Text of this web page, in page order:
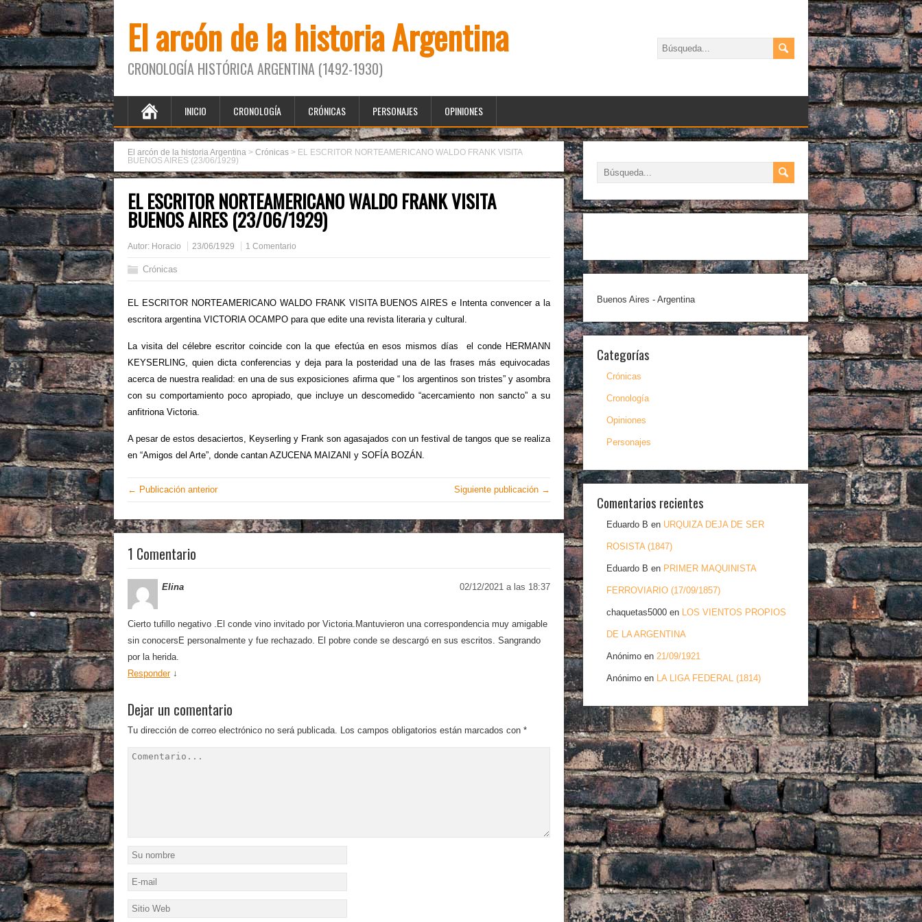
El arcón de la historia Argentina
CRONOLOGÍA HISTÓRICA ARGENTINA (1492-1930)
INICIO CRONOLOGÍA CRÓNICAS PERSONAJES OPINIONES
El arcón de la historia Argentina > Crónicas > EL ESCRITOR NORTEAMERICANO WALDO FRANK VISITA
BUENOS AIRES (23/06/1929)
EL ESCRITOR NORTEAMERICANO WALDO FRANK VISITA
BUENOS AIRES (23/06/1929)
Autor: Horacio 23/06/1929 1 Comentario
Crónicas
EL ESCRITOR NORTEAMERICANO WALDO FRANK VISITA BUENOS AIRES e Intenta convencer a la
escritora argentina VICTORIA OCAMPO para que edite una revista literaria y cultural.
La visita del célebre escritor coincide con la que efectúa en esos mismos días el conde HERMANN
KEYSERLING, quien dicta conferencias y deja para la posteridad una de las frases más equivocadas
acerca de nuestra realidad: en una de sus exposiciones afirma que “ los argentinos son tristes” y asombra
con su comportamiento poco apropiado, que incluye un descomedido “acercamiento non sancto” a su
anfitriona Victoria.
A pesar de estos desaciertos, Keyserling y Frank son agasajados con un festival de tangos que se realiza
en “Amigos del Arte”, donde cantan AZUCENA MAIZANI y SOFÍA BOZÁN.
← Publicación anterior Siguiente publicación →
1 Comentario
Elina 02/12/2021 a las 18:37
Cierto tufillo negativo .El conde vino invitado por Victoria.Mantuvieron una correspondencia muy amigable
sin conocersE personalmente y fue rechazado. El pobre conde se descargó en sus escritos. Sangrando
por la herida.
Responder ↓
Dejar un comentario
Tu dirección de correo electrónico no será publicada. Los campos obligatorios están marcados con *
Buenos Aires - Argentina
Categorías
Crónicas
Cronología
Opiniones
Personajes
Comentarios recientes
Eduardo B en URQUIZA DEJA DE SER
ROSISTA (1847)
Eduardo B en PRIMER MAQUINISTA
FERROVIARIO (17/09/1857)
chaquetas5000 en LOS VIENTOS PROPIOS
DE LA ARGENTINA
Anónimo en 21/09/1921
Anónimo en LA LIGA FEDERAL (1814)